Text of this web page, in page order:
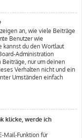
an, wie viele Beiträge
Benutzer wie
kannst du den Wortlaut
Administration
nur um deinen
Verhalten nicht und ein
Umständen einfach
klicke, werde ich
Mail-Funktion für